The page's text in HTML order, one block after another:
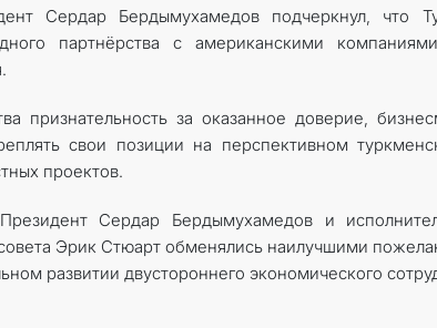
Сердар Бердымухамедов подчеркнул, что
партнёрства с американскими
признательность за оказанное доверие,
свои позиции на перспективном
проектов.
Сердар Бердымухамедов и
Эрик Стюарт обменялись наилучшими
развитии двустороннего экономического